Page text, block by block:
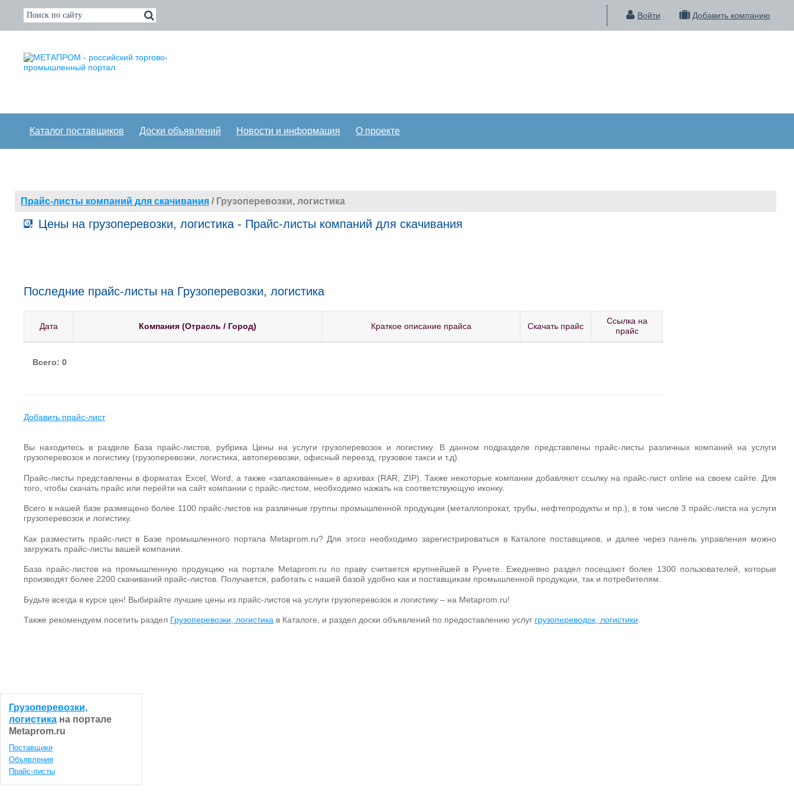
Войти Добавить компанию
Каталог поставщиков Доски объявлений Новости и информация О проекте
Прайс-листы компаний для скачивания / Грузоперевозки, логистика
Цены на грузоперевозки, логистика - Прайс-листы компаний для скачивания
Последние прайс-листы на Грузоперевозки, логистика
Дата Компания (Отрасль / Город) Краткое описание прайса Скачать прайс
Ссылка на
прайс
Всего: 0
Добавить прайс-лист
Вы находитесь в разделе База прайс-листов, рубрика Цены на услуги грузоперевозок и логистику. В данном подразделе представлены прайс-листы различных компаний на услуги
грузоперевозок и логистику (грузоперевозки, логистика, автоперевозки, офисный переезд, грузовое такси и т.д).
Прайс-листы представлены в форматах Excel, Word, а также «запакованные» в архивах (RAR, ZIP). Также некоторые компании добавляют ссылку на прайс-лист online на своем сайте. Для
того, чтобы скачать прайс или перейти на сайт компании с прайс-листом, необходимо нажать на соответствующую иконку.
Всего в нашей базе размещено более 1100 прайс-листов на различные группы промышленной продукции (металлопрокат, трубы, нефтепродукты и пр.), в том числе 3 прайс-листа на услуги
грузоперевозок и логистику.
Как разместить прайс-лист в Базе промышленного портала Metaprom.ru? Для этого необходимо зарегистрироваться в Каталоге поставщиков, и далее через панель управления можно
загружать прайс-листы вашей компании.
База прайс-листов на промышленную продукцию на портале Metaprom.ru по праву считается крупнейшей в Рунете. Ежедневно раздел посещают более 1300 пользователей, которые
производят более 2200 скачиваний прайс-листов. Получается, работать с нашей базой удобно как и поставщикам промышленной продукции, так и потребителям.
Будьте всегда в курсе цен! Выбирайте лучшие цены из прайс-листов на услуги грузоперевозок и логистику – на Metaprom.ru!
Также рекомендуем посетить раздел Грузоперевозки, логистика в Каталоге, и раздел доски объявлений по предоставлению услуг грузопереводок, логистики
Грузоперевозки,
логистика на портале
Metaprom.ru
Поставщики
Объявления
Прайс-листы